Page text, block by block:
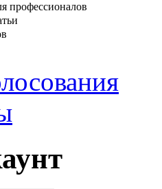
профессионалов